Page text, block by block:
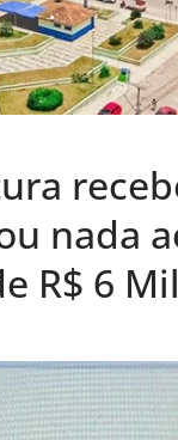
nada
R$ 6